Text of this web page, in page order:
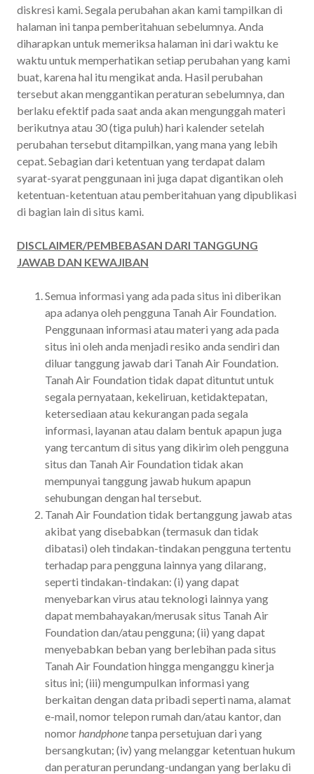
diskresi kami. Segala perubahan akan kami tampilkan di
halaman ini tanpa pemberitahuan sebelumnya. Anda
diharapkan untuk memeriksa halaman ini dari waktu ke
waktu untuk memperhatikan setiap perubahan yang kami
buat, karena hal itu mengikat anda. Hasil perubahan
tersebut akan menggantikan peraturan sebelumnya, dan
berlaku efektif pada saat anda akan mengunggah materi
berikutnya atau 30 (tiga puluh) hari kalender setelah
perubahan tersebut ditampilkan, yang mana yang lebih
cepat. Sebagian dari ketentuan yang terdapat dalam
syarat-syarat penggunaan ini juga dapat digantikan oleh
ketentuan-ketentuan atau pemberitahuan yang dipublikasi
di bagian lain di situs kami.
DISCLAIMER/PEMBEBASAN DARI TANGGUNG
JAWAB DAN KEWAJIBAN
Semua informasi yang ada pada situs ini diberikan
apa adanya oleh pengguna Tanah Air Foundation.
Penggunaan informasi atau materi yang ada pada
situs ini oleh anda menjadi resiko anda sendiri dan
diluar tanggung jawab dari Tanah Air Foundation.
Tanah Air Foundation tidak dapat dituntut untuk
segala pernyataan, kekeliruan, ketidaktepatan,
ketersediaan atau kekurangan pada segala
informasi, layanan atau dalam bentuk apapun juga
yang tercantum di situs yang dikirim oleh pengguna
situs dan Tanah Air Foundation tidak akan
mempunyai tanggung jawab hukum apapun
sehubungan dengan hal tersebut.
Tanah Air Foundation tidak bertanggung jawab atas
akibat yang disebabkan (termasuk dan tidak
dibatasi) oleh tindakan-tindakan pengguna tertentu
terhadap para pengguna lainnya yang dilarang,
seperti tindakan-tindakan: (i) yang dapat
menyebarkan virus atau teknologi lainnya yang
dapat membahayakan/merusak situs Tanah Air
Foundation dan/atau pengguna; (ii) yang dapat
menyebabkan beban yang berlebihan pada situs
Tanah Air Foundation hingga menganggu kinerja
situs ini; (iii) mengumpulkan informasi yang
berkaitan dengan data pribadi seperti nama, alamat
e-mail, nomor telepon rumah dan/atau kantor, dan
nomorhandphonetanpa persetujuan dari yang
bersangkutan; (iv) yang melanggar ketentuan hukum
dan peraturan perundang-undangan yang berlaku di